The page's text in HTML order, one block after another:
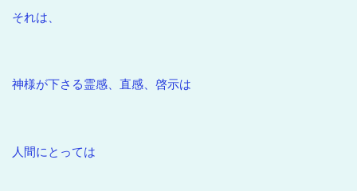
それは、
神様が下さる霊感、直感、啓示は
人間にとっては